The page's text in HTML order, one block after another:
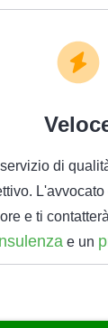
di
e ti
e un